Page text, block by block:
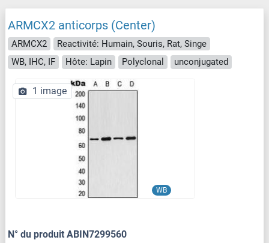
ARMCX2 anticorps (Center)
ARMCX2
Reactivité: Humain, Souris, Rat, Singe
WB, IHC, IF
Hôte: Lapin Polyclonal unconjugated
WB
1 image
N° du produit ABIN7299560